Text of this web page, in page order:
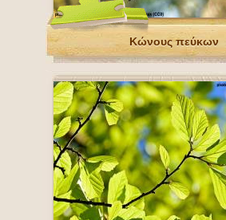
Κώνους πεύκων